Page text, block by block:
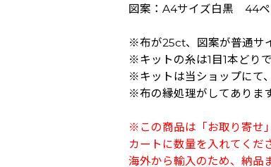
図案：A4サイズ白黒 44ペ
※布が25ct、図案が普通サ
※キットの糸は1目1本どり
※キットは当ショップにて
※布の縁処理がしてありま
※この商品は「お取り寄せ
カートに数量を入れてくだ
海外から輸入のため、納品